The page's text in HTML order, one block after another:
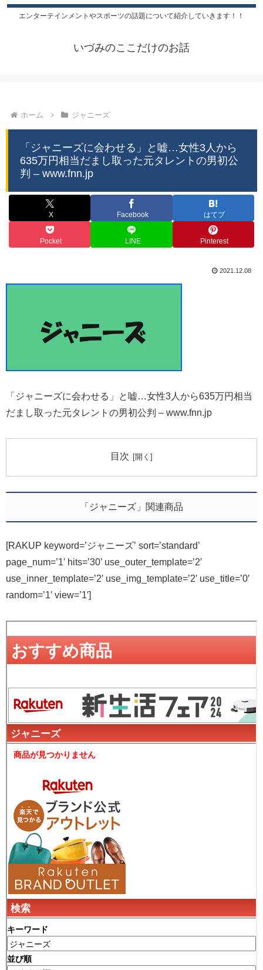
エンターテインメントやスポーツの話題について紹介していきます！！
いづみのここだけのお話
ホーム ジャニーズ
「ジャニーズに会わせる」と嘘…女性3人から
635万円相当だまし取った元タレントの男初公
判 – www.fnn.jp
X Facebook はてブ
Pocket LINE Pinterest
2021.12.08
「ジャニーズに会わせる」と嘘…女性3人から635万円相当
だまし取った元タレントの男初公判 – www.fnn.jp
目次
「ジャニーズ」関連商品
[RAKUP keyword=’ジャニーズ’ sort=’standard’
page_num=’1′ hits=’30’ use_outer_template=’2′
use_inner_template=’2′ use_img_template=’2′ use_title=’0′
random=’1′ view=’1′]